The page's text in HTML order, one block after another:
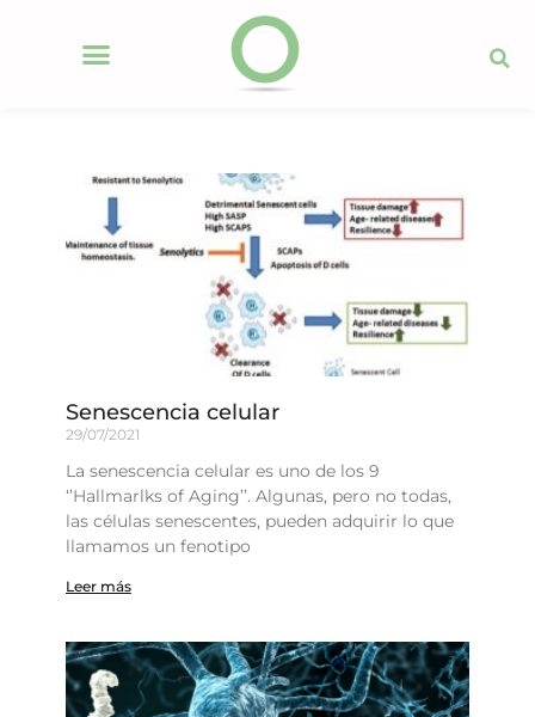
Senescencia celular
29/07/2021
La senescencia celular es uno de los 9
‘’Hallmarlks of Aging’’. Algunas, pero no todas,
las células senescentes, pueden adquirir lo que
llamamos un fenotipo
Leer más